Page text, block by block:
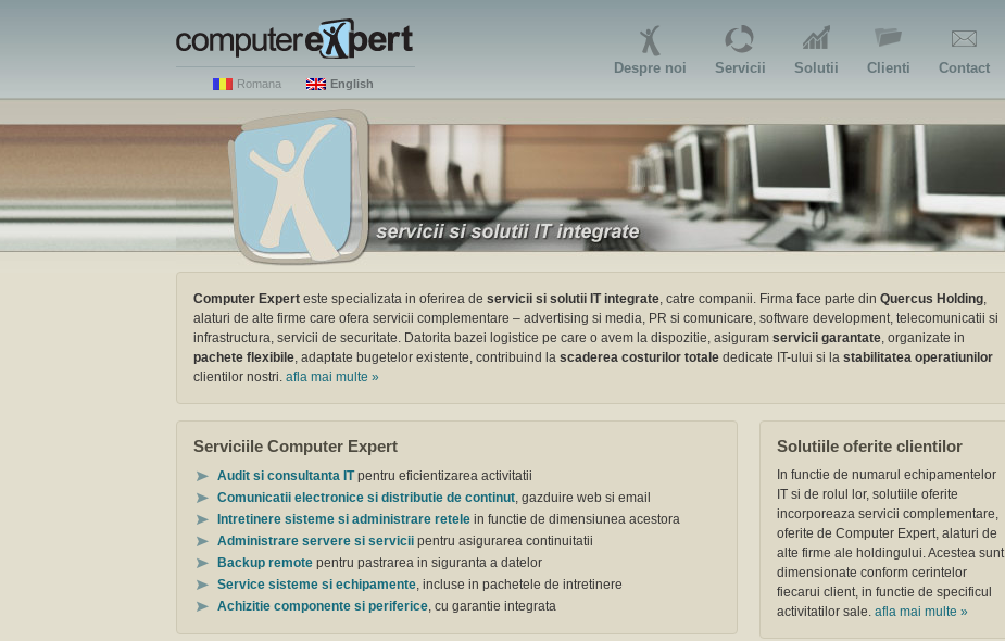
Despre noi Servicii Solutii Clienti Contact
Romana English
Computer Expert este specializata in oferirea de servicii si solutii IT integrate, catre companii. Firma face parte din Quercus Holding,
alaturi de alte firme care ofera servicii complementare – advertising si media, PR si comunicare, software development, telecomunicatii si
infrastructura, servicii de securitate. Datorita bazei logistice pe care o avem la dispozitie, asiguram servicii garantate, organizate in
pachete flexibile, adaptate bugetelor existente, contribuind la scaderea costurilor totale dedicate IT-ului si la stabilitatea operatiunilor
clientilor nostri. afla mai multe »
Serviciile Computer Expert
Audit si consultanta ITpentru eficientizarea activitatii
Comunicatii electronice si distributie de continut, gazduire web si email
Intretinere sisteme si administrare retele in functie de dimensiunea acestora
Administrare servere si servicii pentru asigurarea continuitatii
Backup remote pentru pastrarea in siguranta a datelor
Service sisteme si echipamente, incluse in pachetele de intretinere
Achizitie componente si periferice, cu garantie integrata
Solutiile oferite clientilor
In functie de numarul echipamentelor
IT si de rolul lor, solutiile oferite
incorporeaza servicii complementare,
oferite de Computer Expert, alaturi de
alte firme ale holdingului. Acestea sunt
dimensionate conform cerintelor
fiecarui client, in functie de specificul
activitatilor sale. afla mai multe »